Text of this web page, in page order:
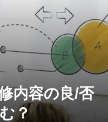
内容の良/否
？